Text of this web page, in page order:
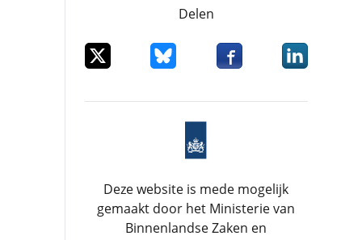
Delen
Deel dit item op XDeel dit item op Bluesky
Deel dit item op
Deel dit
Deze website is mede mogelijk
gemaakt door het Ministerie van
Binnenlandse Zaken en